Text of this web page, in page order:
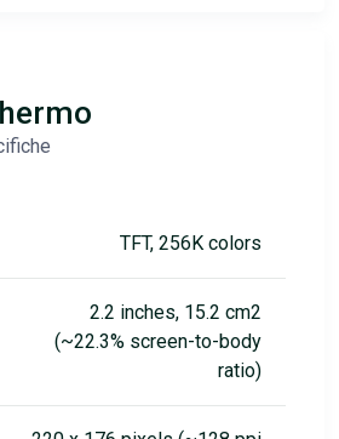
TFT, 256K colors
2.2 inches, 15.2 cm2
(~22.3% screen-to-body
ratio)